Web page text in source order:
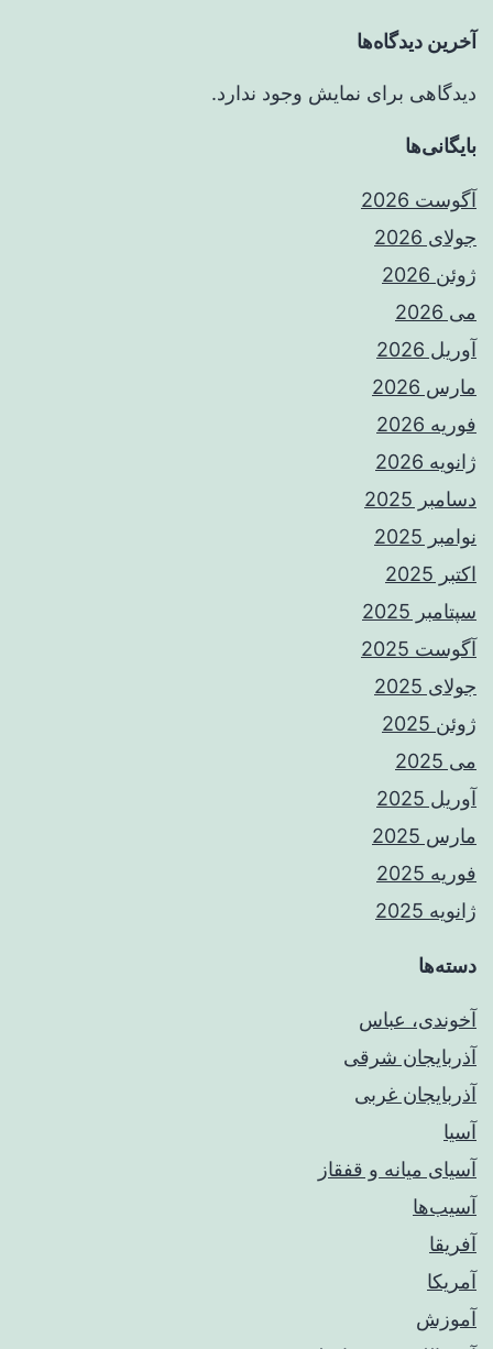
آخرین دیدگاه‌ها
دیدگاهی برای نمایش وجود ندارد.
بایگانی‌ها
آگوست 2026
جولای 2026
ژوئن 2026
می 2026
آوریل 2026
مارس 2026
فوریه 2026
ژانویه 2026
دسامبر 2025
نوامبر 2025
اکتبر 2025
سپتامبر 2025
آگوست 2025
جولای 2025
ژوئن 2025
می 2025
آوریل 2025
مارس 2025
فوریه 2025
ژانویه 2025
دسته‌ها
آخوندی، عباس
آذربایجان شرقی
آذربایجان غربی
آسیا
آسیای میانه و قفقاز
آسیب‌ها
آفریقا
آمریکا
آموزش